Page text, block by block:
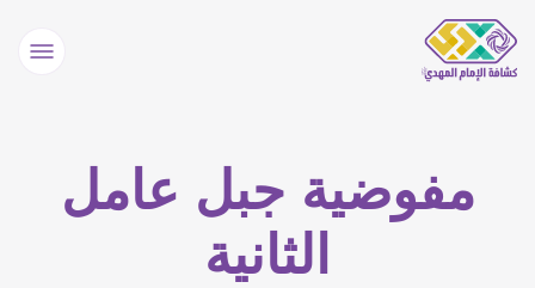
مفوضية جبل عامل
الثانية